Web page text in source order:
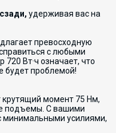
удерживая вас на
превосходную
с любыми
Вт·ч означает, что
будет проблемой!
крутящий момент 75 Нм,
подъемы. С вашими
минимальными усилиями,